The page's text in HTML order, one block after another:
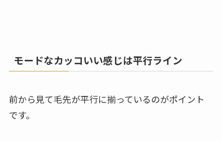
モードなカッコいい感じは平行ライン
前から見て毛先が平行に揃っているのがポイント
です。